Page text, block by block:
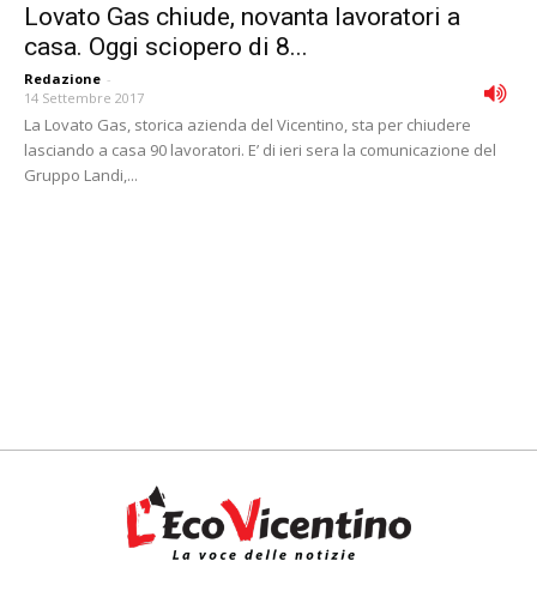
Lovato Gas chiude, novanta lavoratori a
casa. Oggi sciopero di 8...
Redazione -
14 Settembre 2017
La Lovato Gas, storica azienda del Vicentino, sta per chiudere
lasciando a casa 90 lavoratori. E’ di ieri sera la comunicazione del
Gruppo Landi,...